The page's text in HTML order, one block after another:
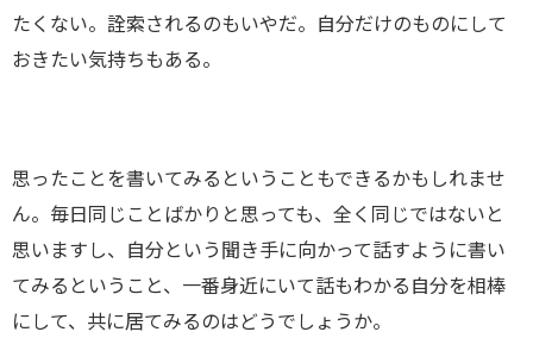
たくない。詮索されるのもいやだ。自分だけのものにして
おきたい気持ちもある。
思ったことを書いてみるということもできるかもしれませ
ん。毎日同じことばかりと思っても、全く同じではないと
思いますし、自分という聞き手に向かって話すように書い
てみるということ、一番身近にいて話もわかる自分を相棒
にして、共に居てみるのはどうでしょうか。